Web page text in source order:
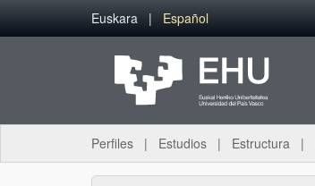
Saltar al contenido principal
Euskara Español
Perfiles Estudios Estructura